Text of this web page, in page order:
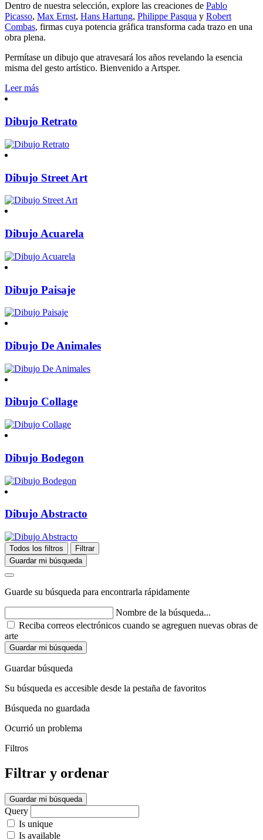
Dentro de nuestra selección, explore las creaciones de Pablo
Picasso, Max Ernst, Hans Hartung, Philippe Pasqua y Robert
Combas, firmas cuya potencia gráfica transforma cada trazo en una
obra plena.
Permítase un dibujo que atravesará los años revelando la esencia
misma del gesto artístico. Bienvenido a Artsper.
Leer más
Dibujo Retrato
Dibujo Street Art
Dibujo Acuarela
Dibujo Paisaje
Dibujo De Animales
Dibujo Collage
Dibujo Bodegon
Dibujo Abstracto
Todos los filtros
Filtrar
Guardar mi búsqueda
Guarde su búsqueda para encontrarla rápidamente
Nombre de la búsqueda...
Reciba correos electrónicos cuando se agreguen nuevas obras de
arte
Guardar mi búsqueda
Guardar búsqueda
Su búsqueda es accesible desde la pestaña de favoritos
Búsqueda no guardada
Ocurrió un problema
Filtros
Filtrar y ordenar
Guardar mi búsqueda
Query
Is unique
Is available